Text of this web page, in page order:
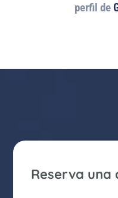
perfil de
Reserva una